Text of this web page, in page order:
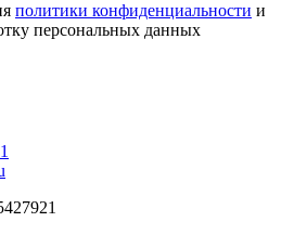
политики конфиденциальности и
персональных данных